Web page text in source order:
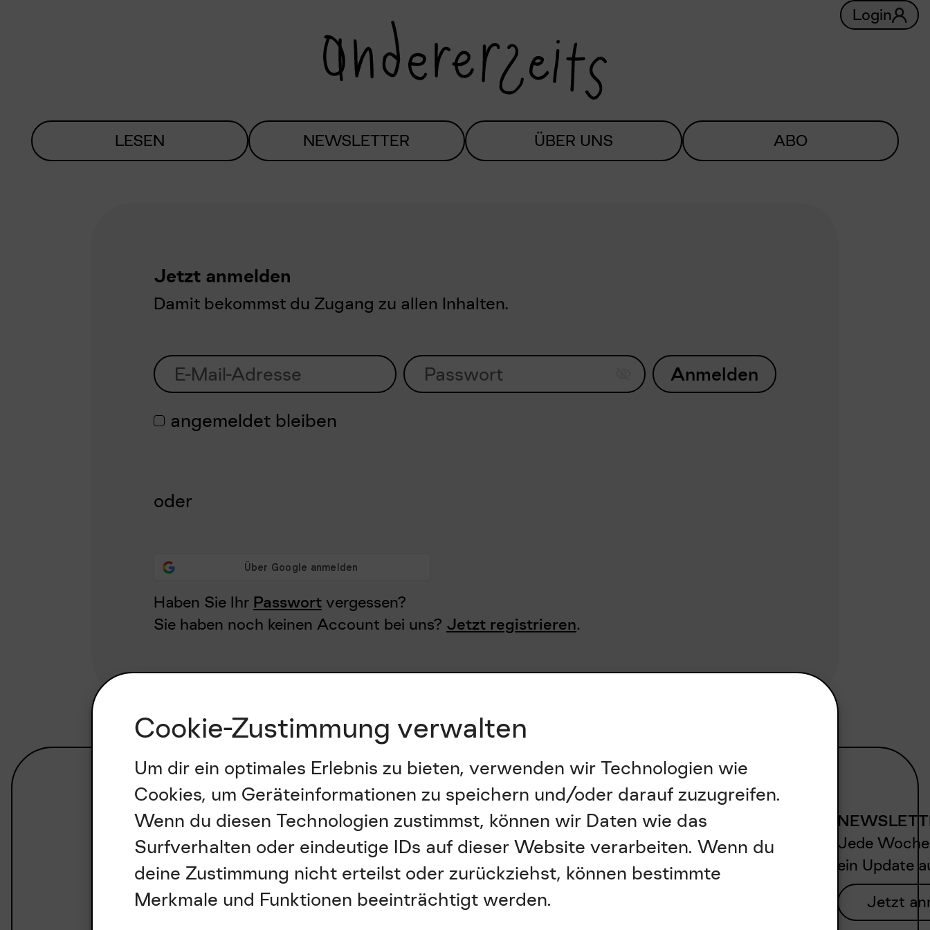
Cookie-Zustimmung verwalten
Um dir ein optimales Erlebnis zu bieten, verwenden wir Technologien wie
Cookies, um Geräteinformationen zu speichern und/oder darauf zuzugreifen.
Wenn du diesen Technologien zustimmst, können wir Daten wie das
Surfverhalten oder eindeutige IDs auf dieser Website verarbeiten. Wenn du
deine Zustimmung nicht erteilst oder zurückziehst, können bestimmte
Merkmale und Funktionen beeinträchtigt werden.
Login
LESEN NEWSLETTER ÜBER UNS ABO
Jede
ein Update
Jetzt